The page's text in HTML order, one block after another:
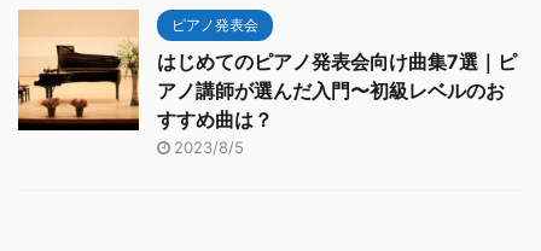
ピアノ発表会
はじめてのピアノ発表会向け曲集7選｜ピ
アノ講師が選んだ入門〜初級レベルのお
すすめ曲は？
2023/8/5